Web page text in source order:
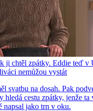
ji chtěl zpátky. Eddie teď v
nemůžou vystát
svatbu na dosah. Pak
hledá cestu zpátky, jenže ta
napsal jako trn v oku.